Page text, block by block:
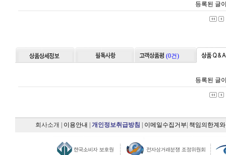
등록된 글
(0건)
등록된 글
회사소개 이용안내 개인정보취급방침 이메일수집거부 책임의한계